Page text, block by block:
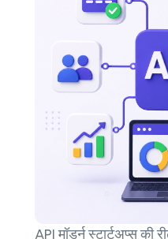
API मॉडर्न स्टार्टअप्स की